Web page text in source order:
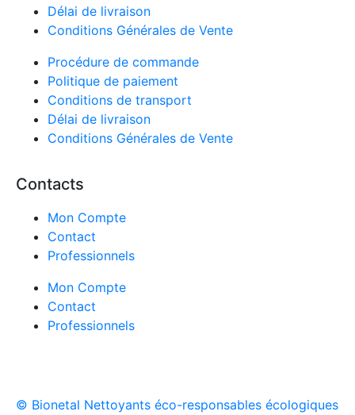
Délai de livraison
Conditions Générales de Vente
Procédure de commande
Politique de paiement
Conditions de transport
Délai de livraison
Conditions Générales de Vente
Contacts
Mon Compte
Contact
Professionnels
Mon Compte
Contact
Professionnels
© Bionetal Nettoyants éco-responsables écologiques